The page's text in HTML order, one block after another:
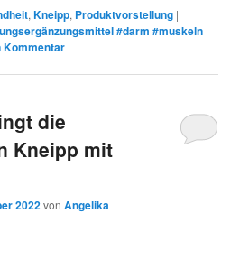
,Kneipp, Produktvorstellung |
#darm #muskeln
Kommentar
die
Kneipp mit
2022vonAngelika